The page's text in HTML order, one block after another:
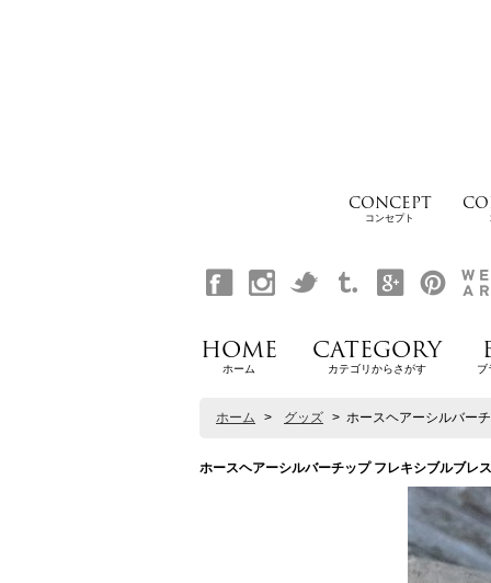
CONCEPT
コンセプト
HOME
ホーム
CATEGORY
カテゴリからさがす ブ
ホーム > グッズ > ホースヘアーシルバー
ホースヘアーシルバーチップ フレキシブルブレ